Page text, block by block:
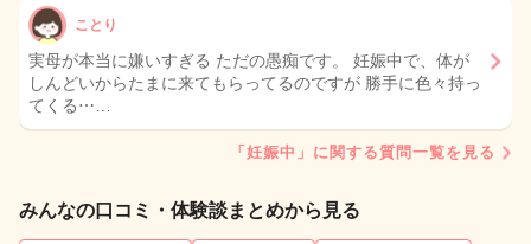
ことり
実母が本当に嫌いすぎる ただの愚痴です。 妊娠中で、体が
しんどいからたまに来てもらってるのですが 勝手に色々持っ
てくる⋯…
「妊娠中」に関する質問一覧を見る
みんなの口コミ・体験談まとめから見る